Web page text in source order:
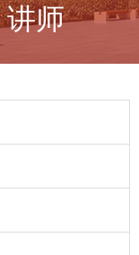
讲师